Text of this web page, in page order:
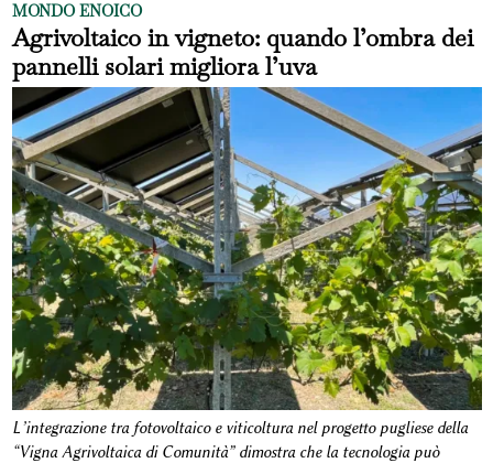
MONDO ENOICO
Agrivoltaico in vigneto: quando l’ombra dei
pannelli solari migliora l’uva
L’integrazione tra fotovoltaico e viticoltura nel progetto pugliese della
“Vigna Agrivoltaica di Comunità” dimostra che la tecnologia può